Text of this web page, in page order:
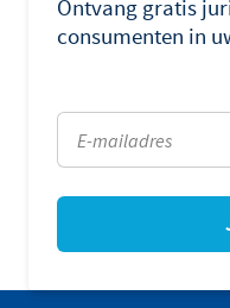
Ontvang gratis
consumenten in